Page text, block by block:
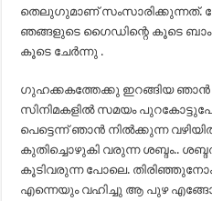
തെലുഗുമാണ് സംസാരിക്കുന്നത്.
ഞങ്ങളുടെ ഗൈഡിന്റെ കൂടെ
കൂടെ ചേർന്നു .
ഗുഹക്കകത്തേക്കു ഇറങ്ങിയ
സിനിമകളിൽ സമയം
പെട്ടെന്ന് ഞാൻ നിൽക്കുന്ന
കുതിച്ചൊഴുകി വരുന്ന ശബ്ദം..
കൂടിവരുന്ന പോലെ.
എന്നെയും വഹിച്ചു ആ പുഴ